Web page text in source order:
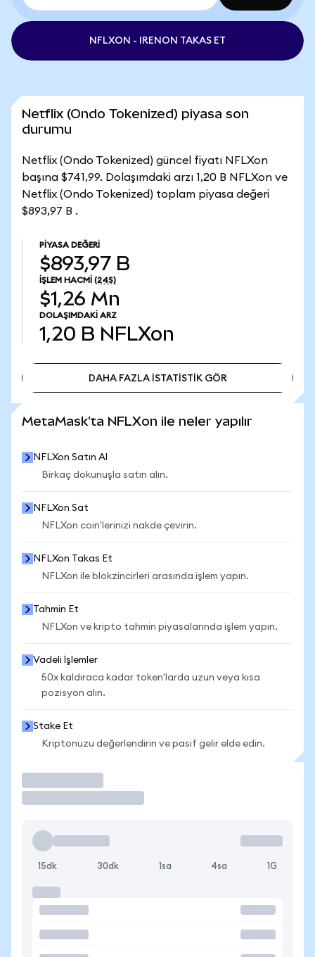
NFLXON - IRENON TAKAS ET
Netflix (Ondo Tokenized) piyasa son
durumu
Netflix (Ondo Tokenized) güncel fiyatı NFLXon
başına $741,99. Dolaşımdaki arzı 1,20 B NFLXon ve
Netflix (Ondo Tokenized) toplam piyasa değeri
$893,97 B .
PIYASA DEĞERI
$893,97 B
İŞLEM HACMI (24S)
$1,26 Mn
DOLAŞIMDAKI ARZ
1,20 B NFLXon
DAHA FAZLA İSTATİSTİK GÖR
MetaMask'ta NFLXon ile neler yapılır
NFLXon Satın Al
Birkaç dokunuşla satın alın.
NFLXon Sat
NFLXon coin'lerinizi nakde çevirin.
NFLXon Takas Et
NFLXon ile blokzincirleri arasında işlem yapın.
Tahmin Et
NFLXon ve kripto tahmin piyasalarında işlem yapın.
Vadeli İşlemler
50x kaldıraca kadar token'larda uzun veya kısa
pozisyon alın.
Stake Et
Kriptonuzu değerlendirin ve pasif gelir elde edin.
15dk 30dk 1sa 4sa 1G